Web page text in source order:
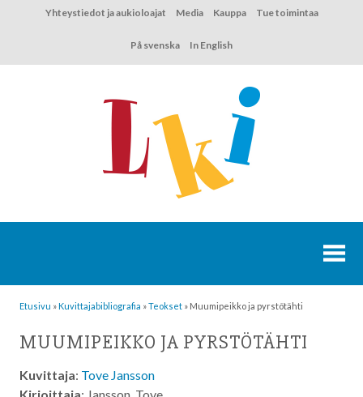
Yhteystiedot ja aukioloajat Media Kauppa Tue toimintaa
På svenska In English
Etusivu »Kuvittaja­bibliografia »Teokset » Muumipeikko ja pyrstötähti
MUUMIPEIKKO JA PYRSTÖTÄHTI
Kuvittaja: Tove Jansson